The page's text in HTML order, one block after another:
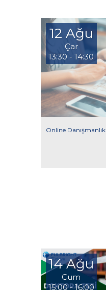
12 Ağu
Çar
13:30 - 14:30
Online Danışmanlık
14 Ağu
Cum
15:00 - 16:00